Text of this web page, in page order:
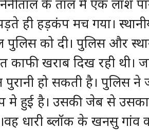
के ताल में एक लाश
ही हड़कंप मच गया।
पुलिस को दी। पुलिस और
काफी खराब दिख रही थी।
हो सकती है। पुलिस
मे हुई है। उसकी जेब से
धारी ब्लॉक के खनसु गांव